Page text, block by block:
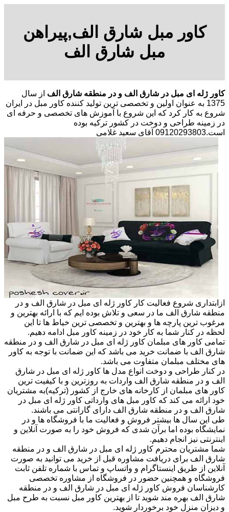
کاور مبل شارق الف,پیراهن
مبل شارق الف
کاور ژله ای مبل در شارق الف و در منطقه شارق الف از سال
1375 به عنوان اولین و تخصصی ترین تولید کننده کاور مبل در ایران
شروع به کار کرد که این شروع با آموزش های تخصصی و حرفه ای
در زمینه طراحی و دوخت در کشور ترکیه بوده
است.09120293803 آقای سعید غلامی
ازابتداری شروع فعالیت کار کاور ژله ای مبل در شارق الف و در
منطقه شارق الف ما در سعی و تلاش بوده ایم که با ارائه بهترین و
مرغوب ترین پارچه ها و بهترین و تخصصی ترین خیاط ها تا این
لحظه در کنار شما به کار خود در زمینه کاور مبل ادامه دهیم.
تمامی کاور های مبلمان کاور ژله ای مبل در شارق الف و در منطقه
شارق الف با ضمانت خرید می باشد که این ضمانت با توجه به کاور
های مختلف مبلمان متفاوت می باشد.
در کنار طراحی و دوخت انواع مدل ها کاور ژله ای مبل در شارق
الف و در منطقه شارق الف واردات به روزترین و با کیفیت ترین
کاور های مبلمان از کارخانه های خارج از کشور (ترکیه)به مشتریان
خود ارائه می کند که کاور مبل های وارداتی کاور ژله ای مبل در
شارق الف و در منطقه شارق الف دارای گارانتی می باشند.
طی این سال ها بیشتر فروش و فعالیت ما با فروشگاه ها و در
نمایشگاه بوده اما برآن شدی که فروش خود را به صورت آنلاین و
اینترنتی نیز انجام دهیم.
شما مشتریان محترم کاور ژله ای مبل در شارق الف و در منطقه
شارق الف برای دریافت مشاوره قبل از خرید می توانید به صورت
آنلاین از طریق اینستاگرام و واتساپ و تماس با شماره تلفن ثابت
فروشگاه و همچنین حضور در فروشگاه از مشاوره تخصصی
کارشناسان فروش کاور ژله ای مبل در شارق الف و در منطقه
شارق الف بهره مند شوید تا از بهترین کاور مبل نسبت به طرح مبل
و دیزان منزل خود برخوردار شوید.